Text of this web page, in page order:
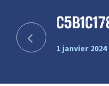
1 janvier 2024